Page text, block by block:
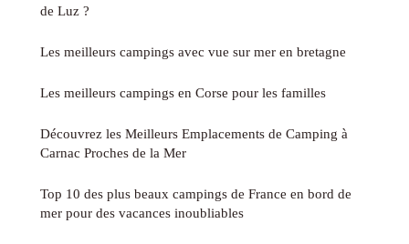
de Luz ?
Les meilleurs campings avec vue sur mer en bretagne
Les meilleurs campings en Corse pour les familles
Découvrez les Meilleurs Emplacements de Camping à
Carnac Proches de la Mer
Top 10 des plus beaux campings de France en bord de
mer pour des vacances inoubliables